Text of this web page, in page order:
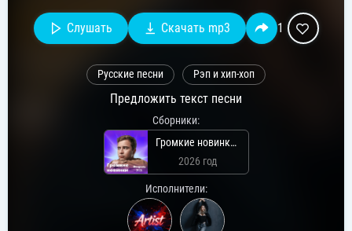
Слушать Скачать mp3 1
Русские песни Рэп и хип-хоп
Предложить текст песни
Сборники:
Громкие новинки: Февраль 2026
2026 год
Исполнители: